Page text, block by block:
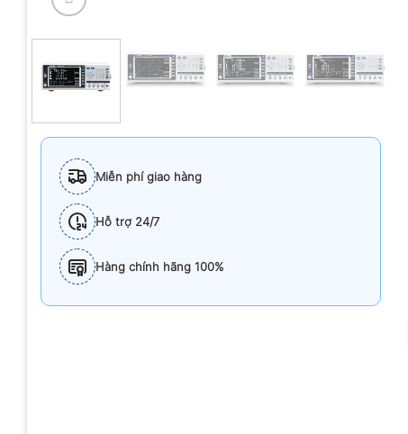
Miễn phí giao hàng
Hỗ trợ 24/7
Hàng chính hãng 100%